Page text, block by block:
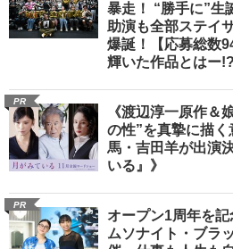
暴走！ “勝手に”生
助演も全部ステイ
爆誕！【応募総数
輝いた作品とはー!?
PR
《渡辺淳一原作＆
の性”を真摯に描
馬・吉田羊が出演
いる』》
PR
オープン1周年を
ムソナイト・ブラ